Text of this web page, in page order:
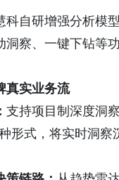
科自研增强分析模
察、一键下钻等
真实业务流
支持项目制深度洞
形式，将实时洞